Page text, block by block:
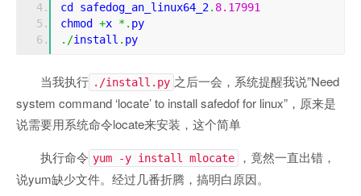
cd safedog_an_linux64_2. 8.17991
chmod +x *. py
./install . py
当我执行 ./install.py 之后一会，系统提醒我说”Need
system command ‘locate’ to install safedof for linux”，原来是
说需要用系统命令locate来安装，这个简单
执行命令 yum -y install mlocate
，竟然一直出错，
说yum缺少文件。经过几番折腾，搞明白原因。